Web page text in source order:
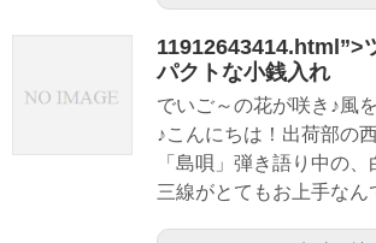
11912643414.html”>
パクトな小銭入れ
でいご～の花が咲き♪風
♪こんにちは！出荷部の
「島唄」弾き語り中の、
三線がとてもお上手なん